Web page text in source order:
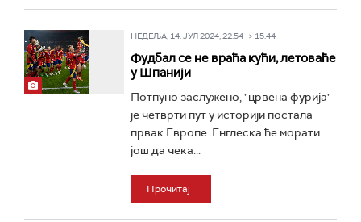
НЕДЕЉА, 14. ЈУЛ 2024, 22:54 -> 15:44
Фудбал се не враћа кући, летоваће
у Шпанији
Потпуно заслужено, "црвена фурија"
је четврти пут у историји постала
првак Европе. Енглеска ће морати
још да чека...
Прочитај